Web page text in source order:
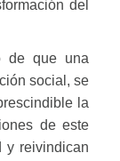
del
de que una
social, se
la
de este
y reivindican